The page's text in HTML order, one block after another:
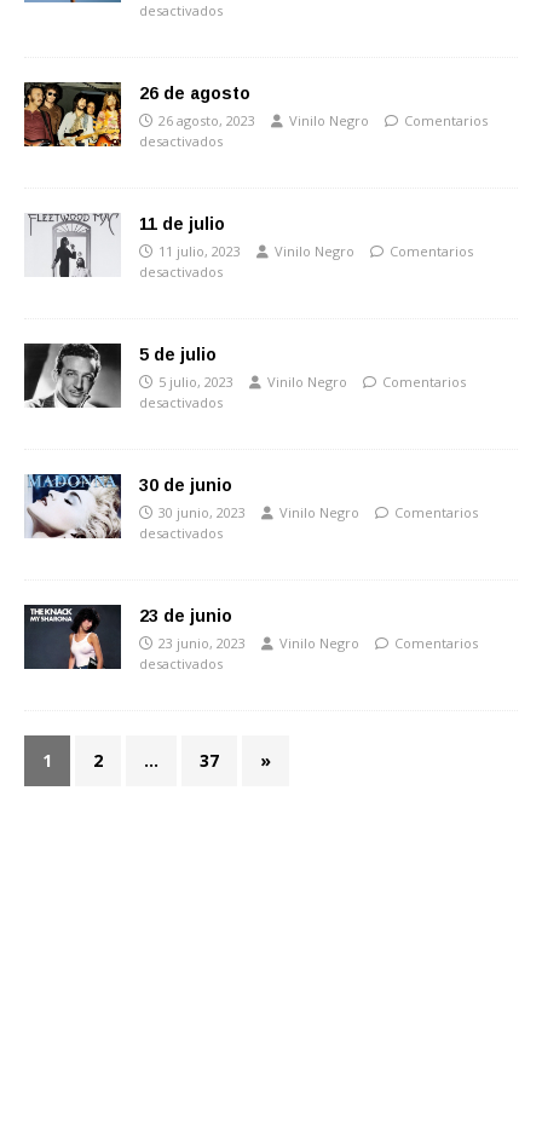
desactivados
26 de agosto
26 agosto, 2023 Vinilo Negro
Comentarios
desactivados
11 de julio
11 julio, 2023 Vinilo Negro
Comentarios
desactivados
5 de julio
5 julio, 2023 Vinilo Negro
Comentarios
desactivados
30 de junio
30 junio, 2023 Vinilo Negro
Comentarios
desactivados
23 de junio
23 junio, 2023 Vinilo Negro
Comentarios
desactivados
1 2 … 37 »